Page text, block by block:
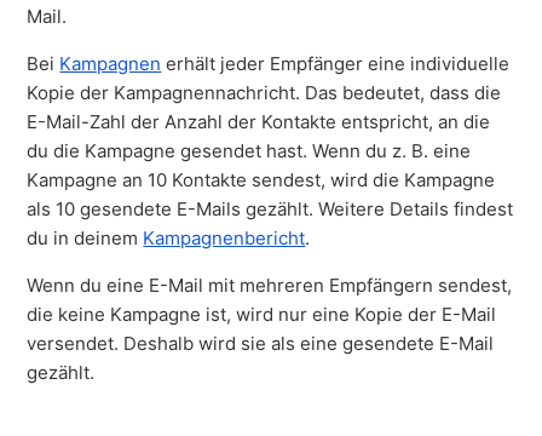
Mail.
Bei Kampagnen erhält jeder Empfänger eine individuelle
Kopie der Kampagnennachricht. Das bedeutet, dass die
E-Mail-Zahl der Anzahl der Kontakte entspricht, an die
du die Kampagne gesendet hast. Wenn du z. B. eine
Kampagne an 10 Kontakte sendest, wird die Kampagne
als 10 gesendete E-Mails gezählt. Weitere Details findest
du in deinem Kampagnenbericht.
Wenn du eine E-Mail mit mehreren Empfängern sendest,
die keine Kampagne ist, wird nur eine Kopie der E-Mail
versendet. Deshalb wird sie als eine gesendete E-Mail
gezählt.